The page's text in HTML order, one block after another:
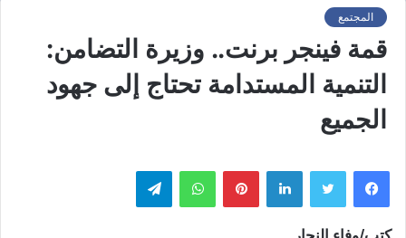
المجتمع
قمة فينجر برنت.. وزيرة التضامن:
التنمية المستدامة تحتاج إلى جهود
الجميع
لينكدإن بينتيريست واتساب